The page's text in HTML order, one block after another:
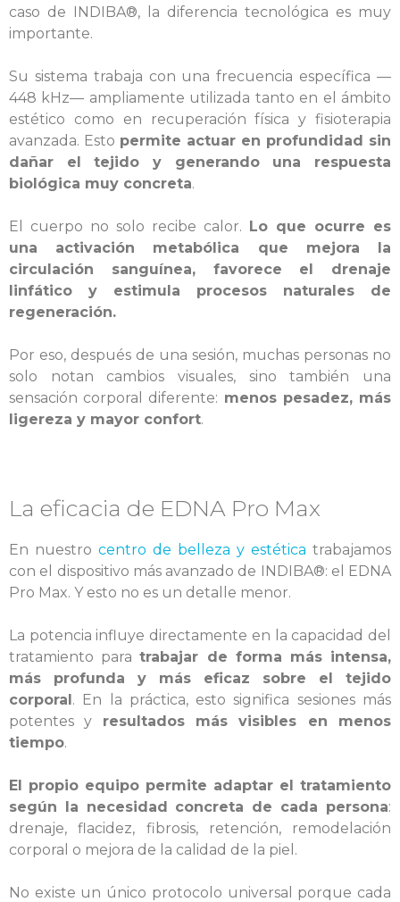
caso de INDIBA®, la diferencia tecnológica es muy
importante.
Su sistema trabaja con una frecuencia específica —
448 kHz— ampliamente utilizada tanto en el ámbito
estético como en recuperación física y fisioterapia
avanzada. Esto permite actuar en profundidad sin
dañar el tejido y generando una respuesta
biológica muy concreta.
El cuerpo no solo recibe calor. Lo que ocurre es
una activación metabólica que mejora la
circulación sanguínea, favorece el drenaje
linfático y estimula procesos naturales de
regeneración.
Por eso, después de una sesión, muchas personas no
solo notan cambios visuales, sino también una
sensación corporal diferente: menos pesadez, más
ligereza y mayor confort.
La eficacia de EDNA Pro Max
En nuestro centro de belleza y estética trabajamos
con el dispositivo más avanzado de INDIBA®: el EDNA
Pro Max. Y esto no es un detalle menor.
La potencia influye directamente en la capacidad del
tratamiento paratrabajar de forma más intensa,
más profunda y más eficaz sobre el tejido
corporal. En la práctica, esto significa sesiones más
potentes y resultados más visibles en menos
tiempo.
El propio equipo permite adaptar el tratamiento
según la necesidad concreta de cada persona:
drenaje, flacidez, fibrosis, retención, remodelación
corporal o mejora de la calidad de la piel.
No existe un único protocolo universal porque cada